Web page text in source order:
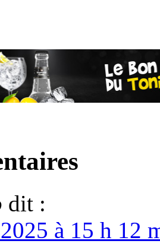
dit :
à 15 h 12